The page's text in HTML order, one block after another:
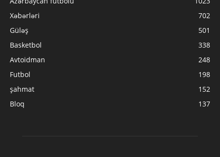
Xəbərləri
702
Güləş
501
Basketbol
338
Avtoidman
248
Futbol
198
şahmat
152
Bloq
137